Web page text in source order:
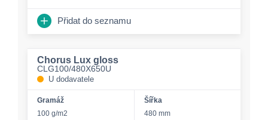
Přidat do seznamu
Chorus Lux gloss
CLG100/480X650U
U dodavatele
Gramáž
100 g/m2
Šířka
480 mm